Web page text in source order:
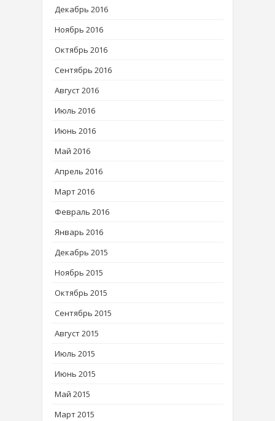
Декабрь 2016
Ноябрь 2016
Октябрь 2016
Сентябрь 2016
Август 2016
Июль 2016
Июнь 2016
Май 2016
Апрель 2016
Март 2016
Февраль 2016
Январь 2016
Декабрь 2015
Ноябрь 2015
Октябрь 2015
Сентябрь 2015
Август 2015
Июль 2015
Июнь 2015
Май 2015
Март 2015